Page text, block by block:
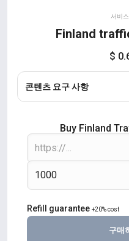
서비
Finland
$
콘텐츠 요구 사항
Buy Finland
Refill guarantee +20% cost
구매